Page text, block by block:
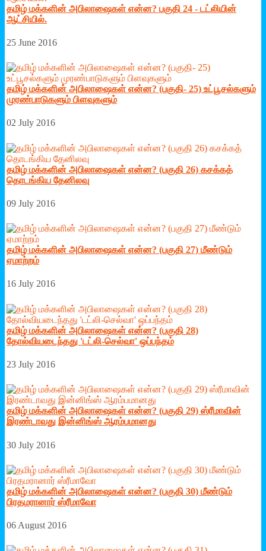
தமிழ் மக்களின் அபிலாஷைகள் என்ன? பகுதி 24 - டட்லியின்
ஆட்சியில்.
25 June 2016
தமிழ் மக்களின் அபிலாஷைகள் என்ன? (பகுதி- 25) உட்பூசல்களும்
முரண்பாடுகளும் பிளவுகளும்
02 July 2016
தமிழ் மக்களின் அபிலாஷைகள் என்ன? (பகுதி 26) கசக்கத்
தொடங்கிய தேனிலவு
09 July 2016
தமிழ் மக்களின் அபிலாஷைகள் என்ன? (பகுதி 27) மீண்டும்
ஏமாற்றம்
16 July 2016
தமிழ் மக்களின் அபிலாஷைகள் என்ன? (பகுதி 28)
தோல்வியடைந்தது 'டட்லி-செல்வா' ஒப்பந்தம்
23 July 2016
தமிழ் மக்களின் அபிலாஷைகள் என்ன? (பகுதி 29) ஸ்ரீமாவின்
இரண்டாவது இன்னிங்ஸ் ஆரம்பமானது
30 July 2016
தமிழ் மக்களின் அபிலாஷைகள் என்ன? (பகுதி 30) மீண்டும்
பிரதமரானார் ஸ்ரீமாவோ
06 August 2016